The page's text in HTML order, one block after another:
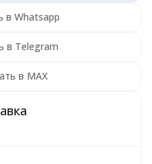
в Whatsapp
в Telegram
в MAX